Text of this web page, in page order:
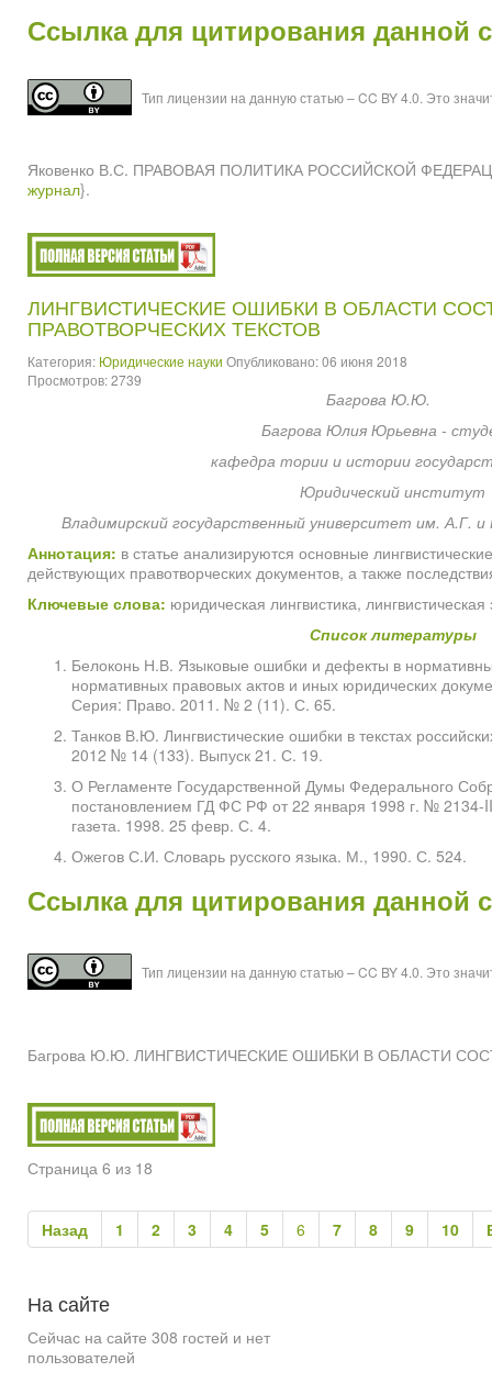
Ссылка для цитирования данной
Тип лицензии на данную статью – CC BY 4.0. Это
Яковенко В.С. ПРАВОВАЯ ПОЛИТИКА РОССИЙСКОЙ
журнал}.
ЛИНГВИСТИЧЕСКИЕ ОШИБКИ В ОБЛАСТИ
ПРАВОТВОРЧЕСКИХ ТЕКСТОВ
Категория: Юридические науки Опубликовано: 06 июня 2018
Просмотров: 2739
Багрова Ю.Ю.
Багрова Юлия Юрьевна -
кафедра тории и истории
Юридический институт
Владимирский государственный университет им. А.Г.
Аннотация: в статье анализируются основные
действующих правотворческих документов, а также
Ключевые слова: юридическая лингвистика,
Список литературы
Белоконь Н.В. Языковые ошибки и дефекты в
нормативных правовых актов и иных юридических
Серия: Право. 2011. № 2 (11). С. 65.
Танков В.Ю. Лингвистические ошибки в текстах
2012 № 14 (133). Выпуск 21. С. 19.
О Регламенте Государственной Думы Федерального
постановлением ГД ФС РФ от 22 января 1998 г. № 2134-
газета. 1998. 25 февр. С. 4.
Ожегов С.И. Словарь русского языка. М., 1990. С. 524.
Ссылка для цитирования данной
Тип лицензии на данную статью – CC BY 4.0. Это
Багрова Ю.Ю. ЛИНГВИСТИЧЕСКИЕ ОШИБКИ В ОБЛАСТИ
Страница 6 из 18
Назад 1 2 3 4 5 6 7 8 9 10
На сайте
Сейчас на сайте 308 гостей и нет
пользователей